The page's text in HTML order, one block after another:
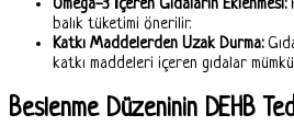
Omega-3 İçeren Gıdaların Eklenmesi:
balık tüketimi önerilir.
Katkı Maddelerden Uzak Durma:
katkı maddeleri içeren gıdalar
Beslenme Düzeninin DEHB